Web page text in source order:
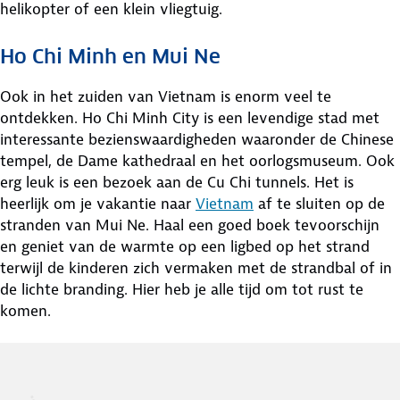
helikopter of een klein vliegtuig.
Ho Chi Minh en Mui Ne
Ook in het zuiden van Vietnam is enorm veel te
ontdekken. Ho Chi Minh City is een levendige stad met
interessante bezienswaardigheden waaronder de Chinese
tempel, de Dame kathedraal en het oorlogsmuseum. Ook
erg leuk is een bezoek aan de Cu Chi tunnels. Het is
heerlijk om je vakantie naar Vietnam af te sluiten op de
stranden van Mui Ne. Haal een goed boek tevoorschijn
en geniet van de warmte op een ligbed op het strand
terwijl de kinderen zich vermaken met de strandbal of in
de lichte branding. Hier heb je alle tijd om tot rust te
komen.